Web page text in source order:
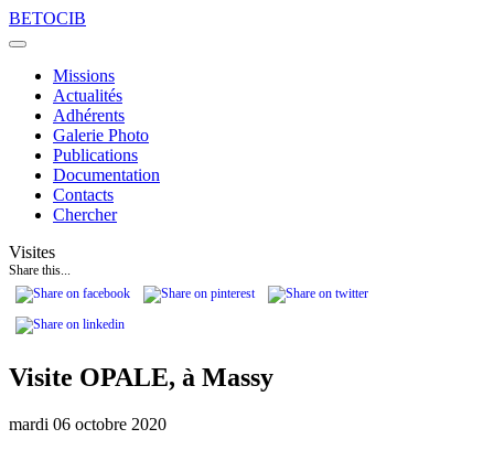
Skip
to
BETOCIB
Missions
Actualités
Adhérents
Galerie Photo
Publications
Documentation
Contacts
Chercher
Visites
Share this...
Visite OPALE, à Massy
mardi 06 octobre 2020